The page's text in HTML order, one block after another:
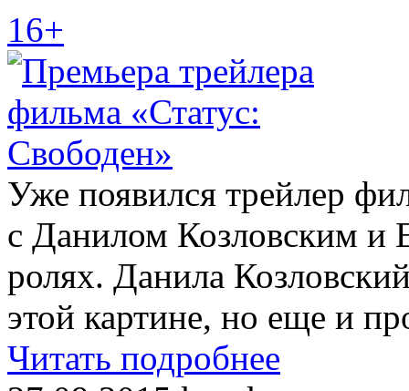
16+
Уже появился трейлер
с Данилом Козловским и
ролях. Данила
этой картине, но еще и
Читать подробнее